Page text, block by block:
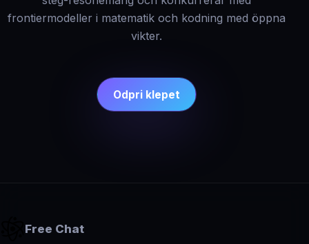
frontiermodeller i matematik och kodning med öppna
vikter.
Odpri klepet
Free Chat